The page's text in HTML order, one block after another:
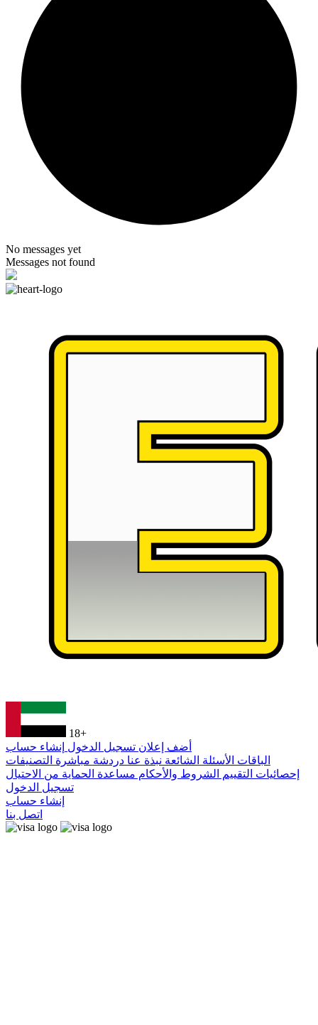
No messages yet
Messages not found
18+
أضف إعلان تسجيل الدخول إنشاء حساب
الباقات الأسئلة الشائعة نبذة عنا دردشة مباشرة التصنيفات
إحصائيات التقييم
الشروط والأحكام مساعدة الحماية من الاحتيال
تسجيل الدخول
إنشاء حساب
اتصل بنا